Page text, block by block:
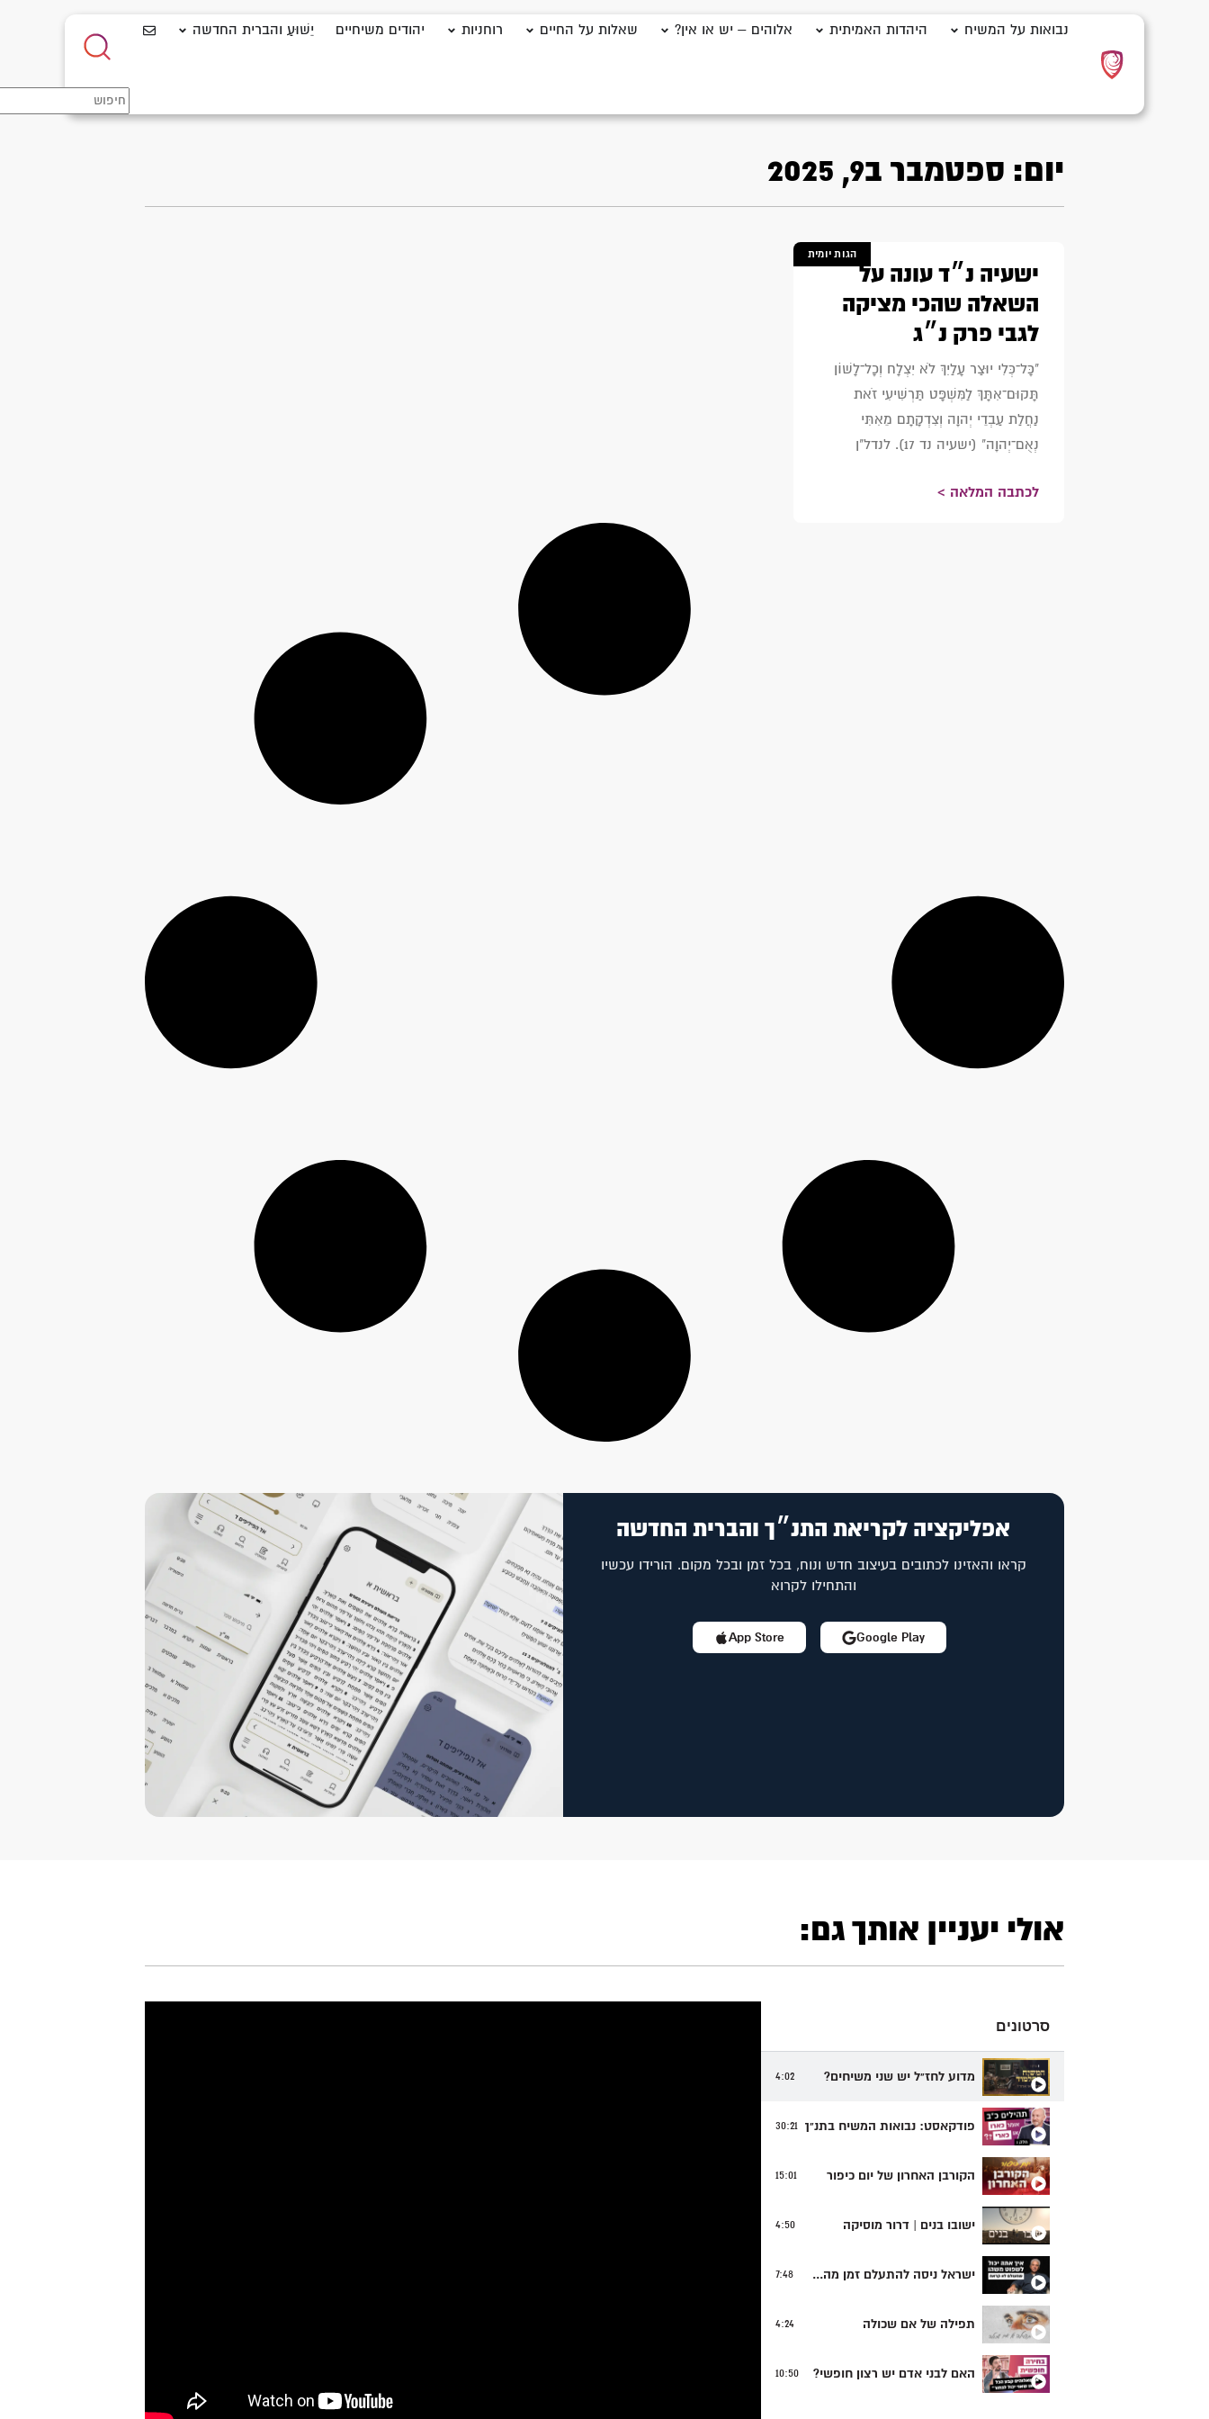
נבואות על המשיח היהדות האמיתית אלוהים – יש או אין? שאלות על החיים רוחניות יהודים משיחיים יֵשׁוּעַ והברית החדשה
יום: ספטמבר ב9, 2025
הגות יומית
ישעיה נ״ד עונה על
השאלה שהכי מציקה
לגבי פרק נ״ג
"כָּל־כְּלִי יוּצַר עָלַיִךְ לֹא יִצְלָח וְכָל־לָשׁוֹן
תָּקוּם־אִתָּךְ לַמִּשְׁפָּט תַּרְשִׁיעִי זֹאת
נַחֲלַת עַבְדֵי יְהוָה וְצִדְקָתָם מֵאִתִּי
נְאֻם־יְהוָה" (ישעיה נד 17). לנדל"ן
לכתבה המלאה >
אפליקציה לקריאת התנ״ך והברית החדשה
קראו והאזינו לכתובים בעיצוב חדש ונוח, בכל זמן ובכל מקום. הורידו עכשיו
והתחילו לקרוא
App Store Google Play
אולי יעניין אותך גם:
סרטונים
מדוע לחז"ל יש שני משיחים? 4:02
פודקאסט: נבואות המשיח בתנ"ך 30:21
הקורבן האחרון של יום כיפור 15:01
ישובו בנים | דרור מוסיקה 4:50
ישראל ניסה להתעלם זמן מה... 7:48
תפילה של אם שכולה 4:24
האם לבני אדם יש רצון חופשי? 10:50